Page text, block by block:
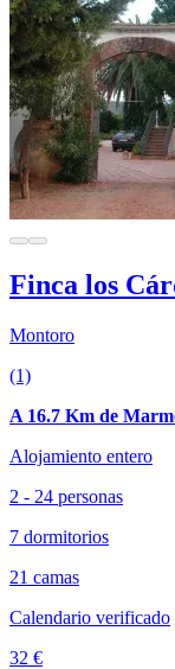
Finca los
Montoro
(1)
A 16.7 Km de
Alojamiento entero
2 - 24 personas
7 dormitorios
21 camas
Calendario verificado
32 €